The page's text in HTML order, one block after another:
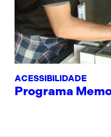
ACESSIBILIDADE
Programa